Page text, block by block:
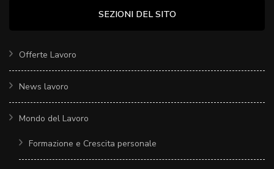
SEZIONI DEL SITO
Offerte Lavoro
News lavoro
Mondo del Lavoro
Formazione e Crescita personale